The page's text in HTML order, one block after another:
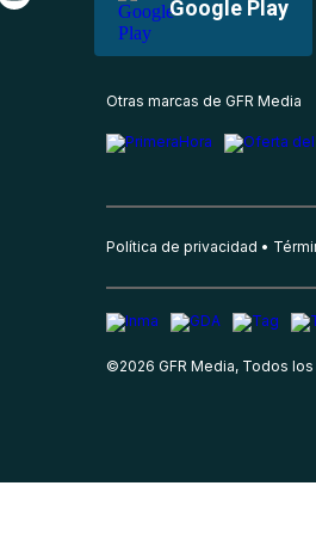
Google Play
Otras marcas de GFR Media
Política de privacidad
©2026 GFR Media, Todos